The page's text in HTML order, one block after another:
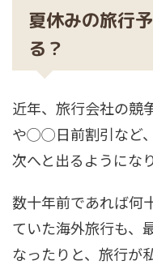
夏休みの旅行
る？
近年、旅行会社の競
や◯◯日前割引など
次へと出るようにな
数十年前であれば何
ていた海外旅行も、
なったりと、旅行が